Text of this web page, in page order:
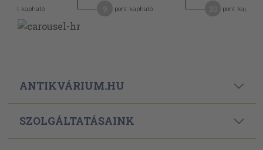
pont kapható pont kapható pont kapható
ANTIKVÁRIUM.HU
SZOLGÁLTATÁSAINK